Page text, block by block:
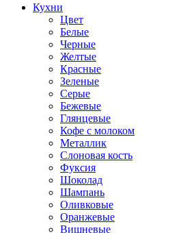
Кухни
Цвет
Белые
Черные
Желтые
Красные
Зеленые
Серые
Бежевые
Глянцевые
Кофе с молоком
Металлик
Слоновая кость
Фуксия
Шоколад
Шампань
Оливковые
Оранжевые
Вишневые